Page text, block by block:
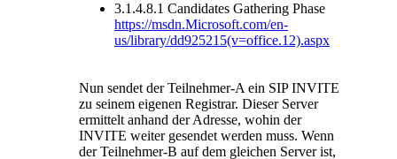
3.1.4.8.1 Candidates Gathering Phase
https://msdn.Microsoft.com/en-
us/library/dd925215(v=office.12).aspx
Nun sendet der Teilnehmer-A ein SIP INVITE
zu seinem eigenen Registrar. Dieser Server
ermittelt anhand der Adresse, wohin der
INVITE weiter gesendet werden muss. Wenn
der Teilnehmer-B auf dem gleichen Server ist,